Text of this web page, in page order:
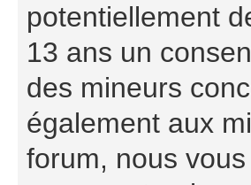
potentiellement
13 ans un
des mineurs
également aux
forum, nous